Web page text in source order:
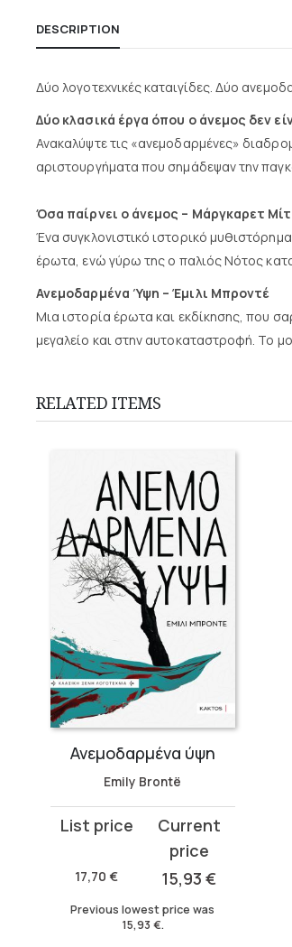
DESCRIPTION
Δύο λογοτεχνικές καταιγίδες. Δύο
Δύο κλασικά έργα όπου ο άνεμος δεν
Ανακαλύψτε τις «ανεμοδαρμένες»
αριστουργήματα που σημάδεψαν την
Όσα παίρνει ο άνεμος – Μάργκαρετ
Ένα συγκλονιστικό ιστορικό
έρωτα, ενώ γύρω της ο παλιός Νότος
Ανεμοδαρμένα Ύψη – Έμιλι Μπροντέ
Μια ιστορία έρωτα και εκδίκησης, που
μεγαλείο και στην αυτοκαταστροφή. Το
RELATED ITEMS
Ανεμοδαρμένα ύψη
Emily Brontë
17,70€
Original
was:
17,70 €.
15,93€
Current
15,93 €.
Previous lowest price was
15,93 €.